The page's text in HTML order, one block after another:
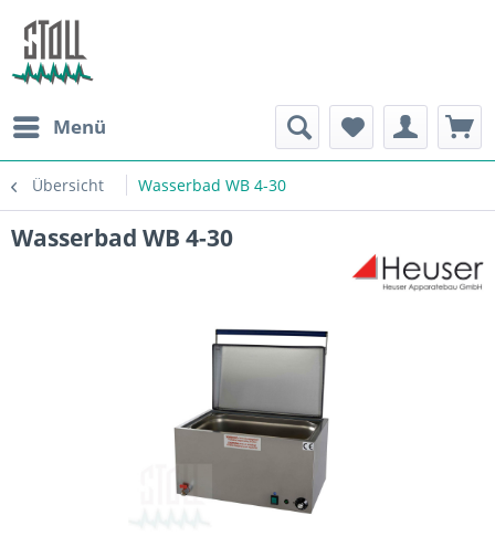
Menü
Übersicht Wasserbad WB 4-30
Wasserbad WB 4-30